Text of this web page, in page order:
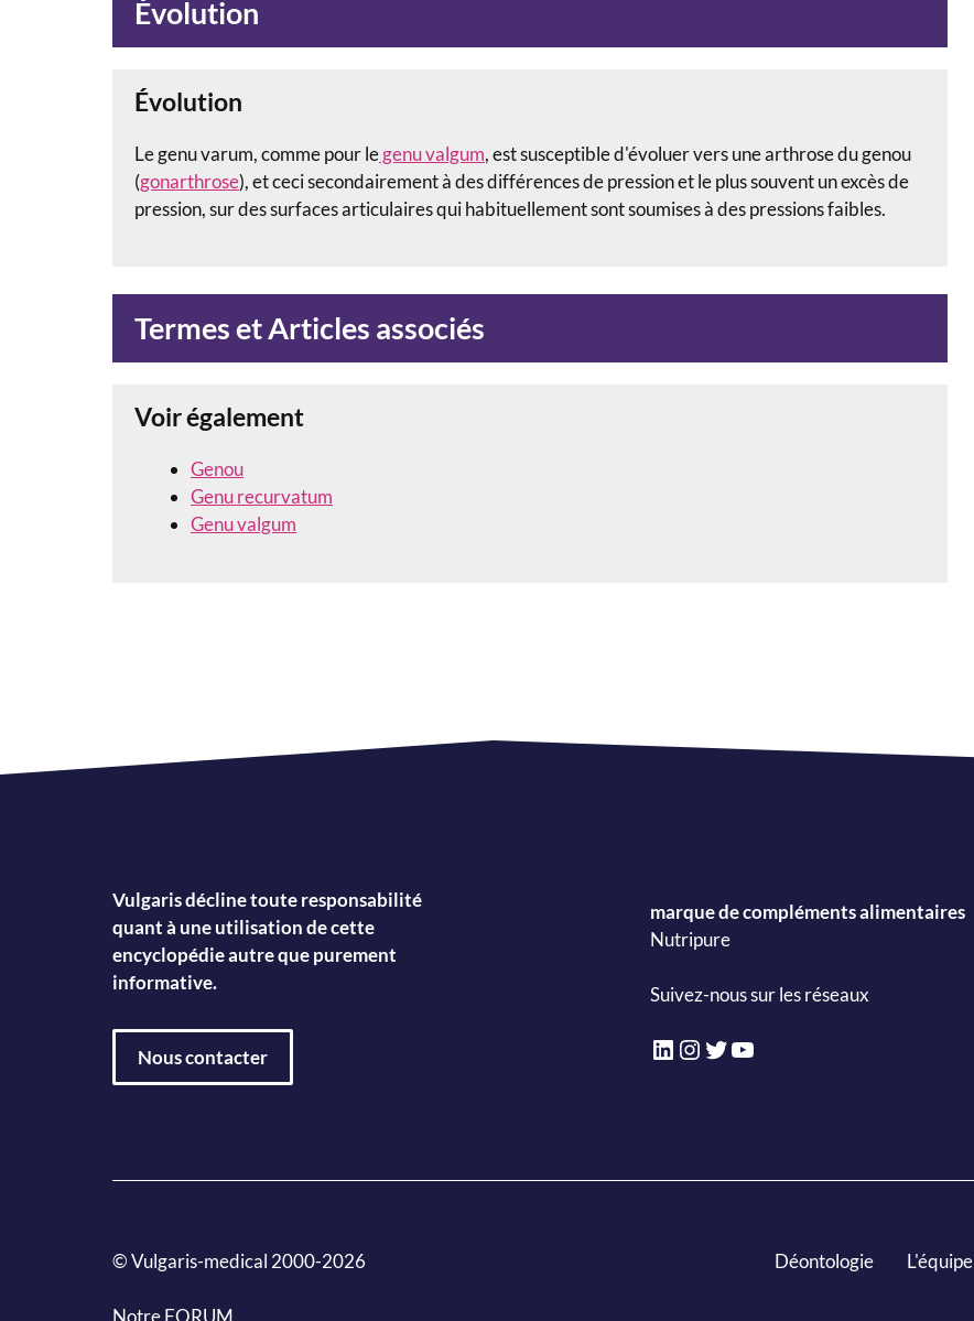
Évolution
Évolution
Le genu varum, comme pour legenu valgum, est susceptible d'évoluer vers une arthrose du genou
(gonarthrose), et ceci secondairement à des différences de pression et le plus souvent un excès de
pression, sur des surfaces articulaires qui habituellement sont soumises à des pressions faibles.
Termes et Articles associés
Voir également
Genou
Genu recurvatum
Genu valgum
Vulgaris décline toute responsabilité
quant à une utilisation de cette
encyclopédie autre que purement
informative.
Nous contacter
marque de compléments alimentaires
Nutripure
Suivez-nous sur les réseaux
LinkedIn
Instagram
Twitter
YouTube
© Vulgaris-medical 2000-2026
Notre FORUM
Déontologie L'équipe